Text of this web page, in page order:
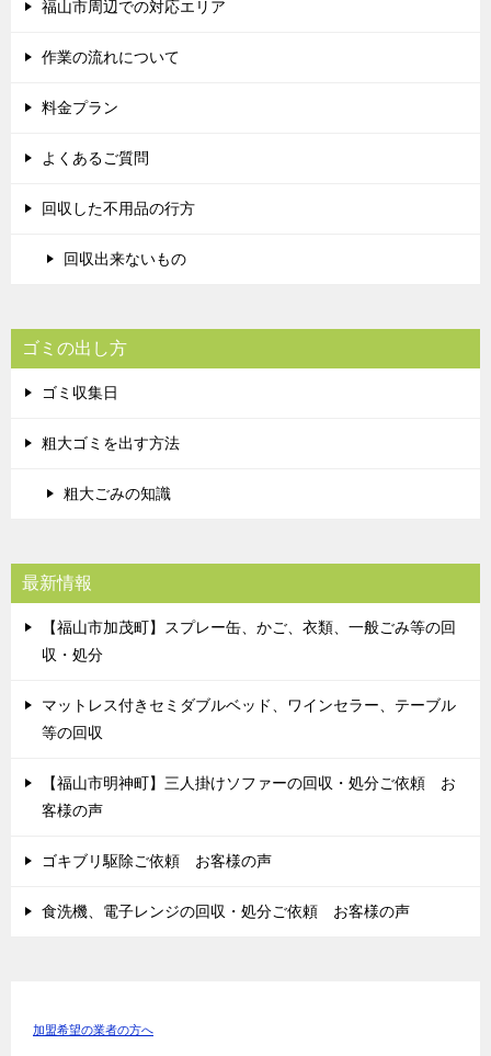
福山市周辺での対応エリア
作業の流れについて
料金プラン
よくあるご質問
回収した不用品の行方
回収出来ないもの
ゴミの出し方
ゴミ収集日
粗大ゴミを出す方法
粗大ごみの知識
最新情報
【福山市加茂町】スプレー缶、かご、衣類、一般ごみ等の回
収・処分
マットレス付きセミダブルベッド、ワインセラー、テーブル
等の回収
【福山市明神町】三人掛けソファーの回収・処分ご依頼 お
客様の声
ゴキブリ駆除ご依頼 お客様の声
食洗機、電子レンジの回収・処分ご依頼 お客様の声
加盟希望の業者の方へ